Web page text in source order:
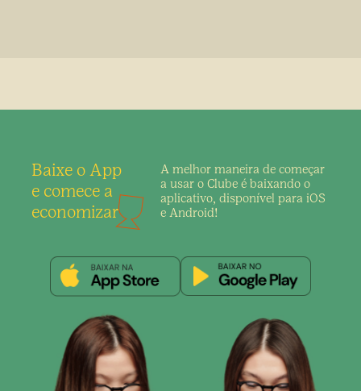
Baixe o App
e comece a
economizar
A melhor maneira de começar
a usar o Clube é baixando o
aplicativo, disponível para iOS
e Android!